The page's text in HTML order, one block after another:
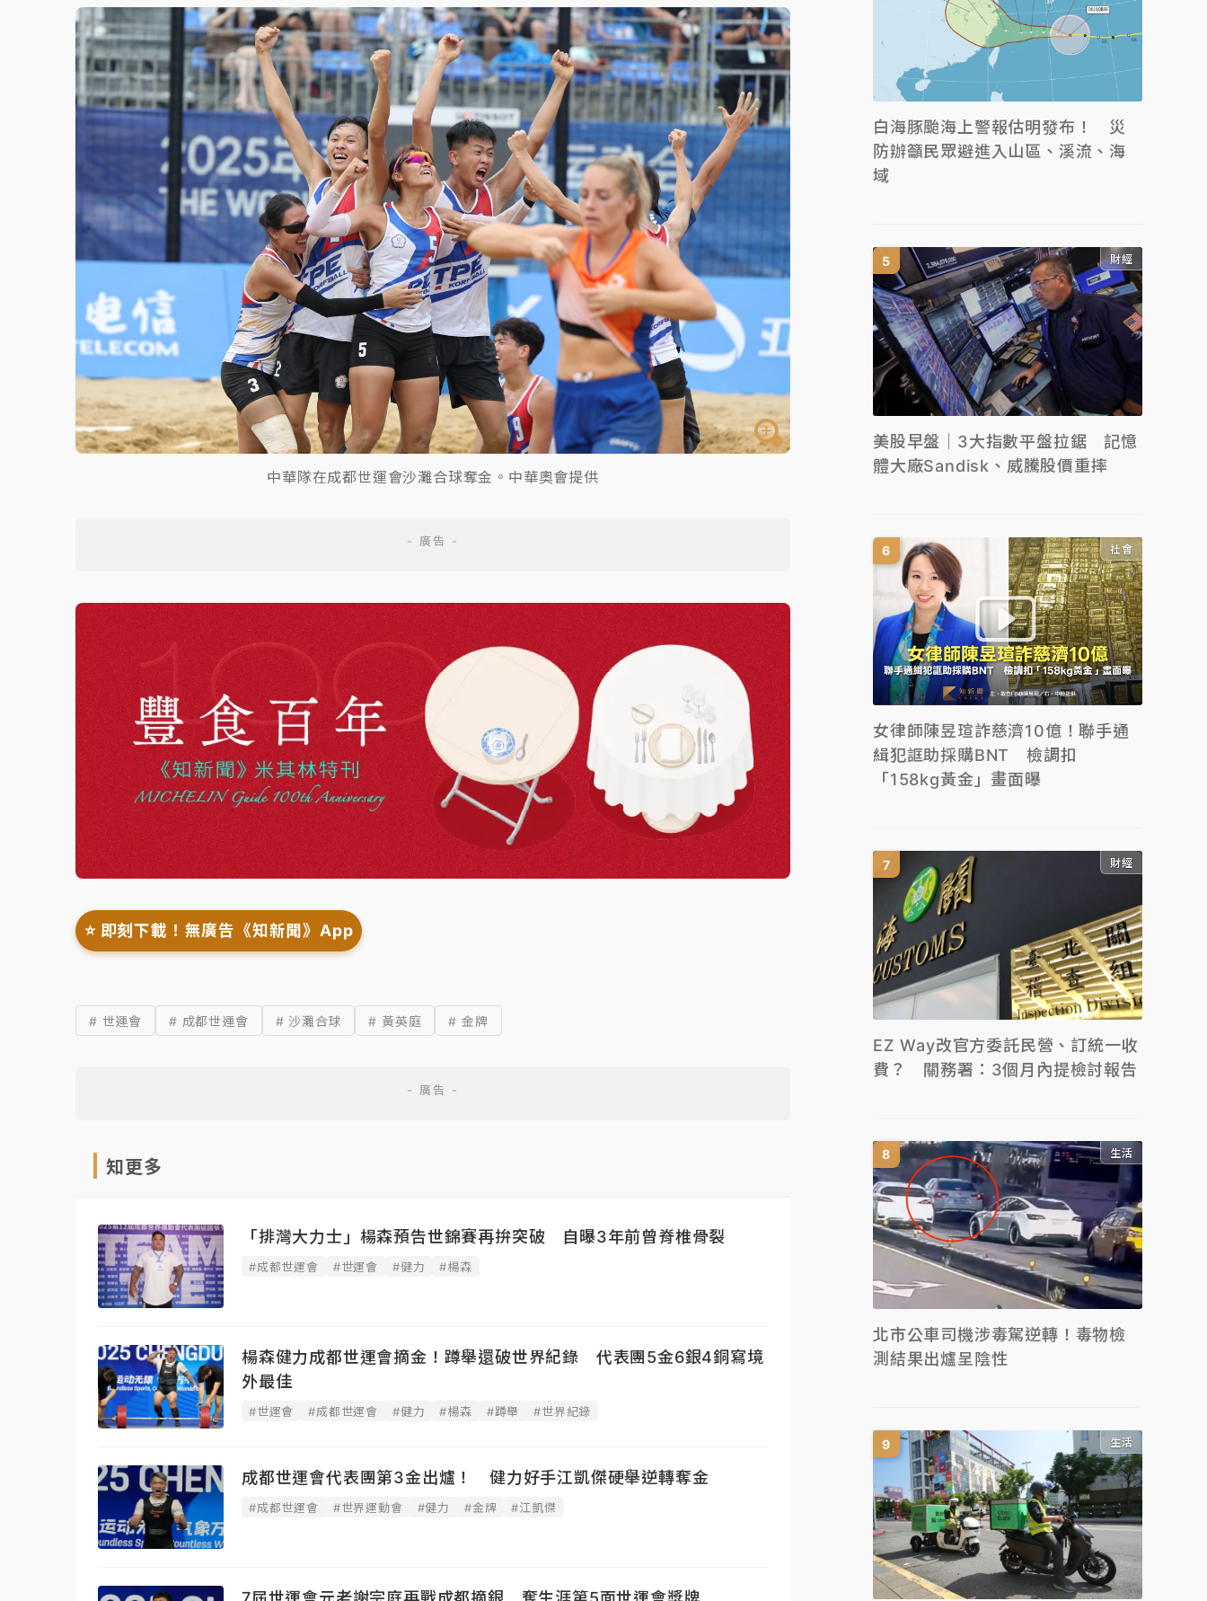
中華隊在成都世運會沙灘合球奪金。中華奧會提供
⭐️ 即刻下載！無廣告《知新聞》App
# 世運會 # 成都世運會 # 沙灘合球 # 黃英庭 # 金牌
知更多
「排灣大力士」楊森預告世錦賽再拚突破 自曝3年前曾脊椎骨裂
#成都世運會 #世運會 #健力 #楊森
楊森健力成都世運會摘金！蹲舉還破世界紀錄 代表團5金6銀4銅寫境
外最佳
#世運會 #成都世運會 #健力 #楊森 #蹲舉 #世界紀錄
成都世運會代表團第3金出爐！ 健力好手江凱傑硬舉逆轉奪金
#成都世運會 #世界運動會 #健力 #金牌 #江凱傑
白海豚颱海上警報估明發布！ 災
防辦籲民眾避進入山區、溪流、海
域
財經
美股早盤｜3大指數平盤拉鋸 記憶
體大廠Sandisk、威騰股價重摔
社會
女律師陳昱瑄詐慈濟10億！聯手通
緝犯誆助採購BNT 檢調扣
「158kg黃金」畫面曝
財經
EZ Way改官方委託民營、訂統一收
費？ 關務署：3個月內提檢討報告
生活
北市公車司機涉毒駕逆轉！毒物檢
測結果出爐呈陰性
生活